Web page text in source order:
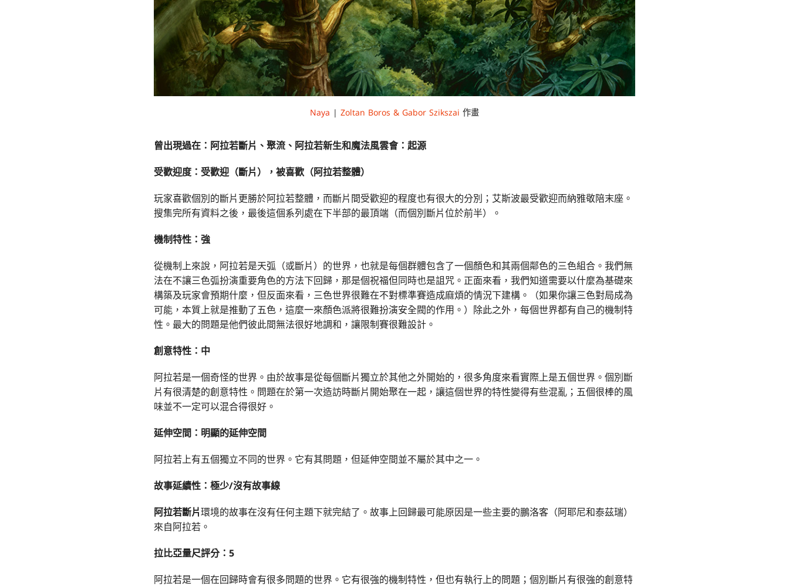
Naya | Zoltan Boros & Gabor Szikszai 作畫
曾出現過在： 阿拉若斷片 、聚流 、 阿拉若新生和魔法風雲會：起源
受歡迎度：受歡迎（斷片），被喜歡（阿拉若整體）
玩家喜歡個別的斷片更勝於阿拉若整體，而斷片間受歡迎的程度也有很大的分別；艾斯波最受歡迎而納雅敬陪末座。
搜集完所有資料之後，最後這個系列處在下半部的最頂端（而個別斷片位於前半）。
機制特性：強
從機制上來說，阿拉若是天弧（或斷片）的世界，也就是每個群體包含了一個顏色和其兩個鄰色的三色組合。我們無
法在不讓三色弧扮演重要角色的方法下回歸，那是個祝福但同時也是詛咒。正面來看，我們知道需要以什麼為基礎來
構築及玩家會預期什麼，但反面來看，三色世界很難在不對標準賽造成麻煩的情況下建構。（如果你讓三色對局成為
可能，本質上就是推動了五色，這麼一來顏色派將很難扮演安全閥的作用。）除此之外，每個世界都有自己的機制特
性。最大的問題是他們彼此間無法很好地調和，讓限制賽很難設計。
創意特性：中
阿拉若是一個奇怪的世界。由於故事是從每個斷片獨立於其他之外開始的，很多角度來看實際上是五個世界。個別斷
片有很清楚的創意特性。問題在於第一次造訪時斷片開始聚在一起，讓這個世界的特性變得有些混亂；五個很棒的風
味並不一定可以混合得很好。
延伸空間：明顯的延伸空間
阿拉若上有五個獨立不同的世界。它有其問題，但延伸空間並不屬於其中之一。
故事延續性：極少/沒有故事線
阿拉若斷片環境的故事在沒有任何主題下就完結了。故事上回歸最可能原因是一些主要的鵬洛客（阿耶尼和泰茲瑞）
來自阿拉若。
拉比亞量尺評分：5
阿拉若是一個在回歸時會有很多問題的世界。它有很強的機制特性，但也有執行上的問題；個別斷片有很強的創意特